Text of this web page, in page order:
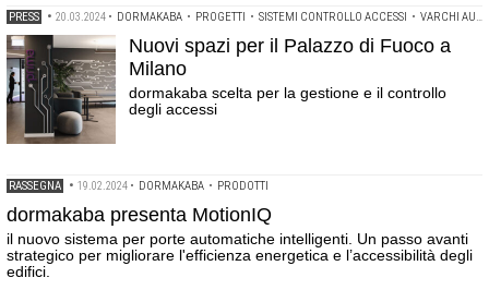
PRESS • 20.03.2024 • DORMAKABA • PROGETTI • SISTEMI CONTROLLO ACCESSI • VARCHI AUTOMATICI
Nuovi spazi per il Palazzo di Fuoco a
Milano
dormakaba scelta per la gestione e il controllo
degli accessi
RASSEGNA • 19.02.2024 • DORMAKABA • PRODOTTI
dormakaba presenta MotionIQ
il nuovo sistema per porte automatiche intelligenti. Un passo avanti
strategico per migliorare l'efficienza energetica e l’accessibilità degli
edifici.